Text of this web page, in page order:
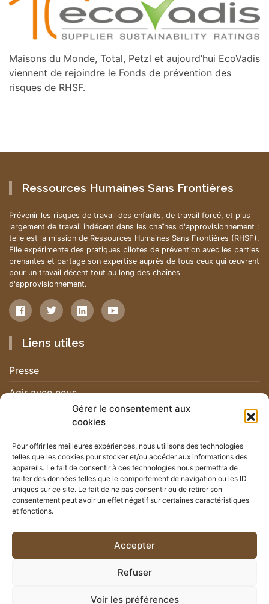
Gérer le consentement aux
cookies
Pour offrir les meilleures expériences, nous utilisons des technologies
telles que les cookies pour stocker et/ou accéder aux informations des
appareils. Le fait de consentir à ces technologies nous permettra de
traiter des données telles que le comportement de navigation ou les ID
uniques sur ce site. Le fait de ne pas consentir ou de retirer son
consentement peut avoir un effet négatif sur certaines caractéristiques
et fonctions.
Accepter
Refuser
Voir les préférences
Maisons du Monde, Total, Petzl et aujourd’hui EcoVadis
viennent de rejoindre le Fonds de prévention des
risques de RHSF.
Ressources Humaines Sans Frontières
Prévenir les risques de travail des enfants, de travail forcé, et plus
largement de travail indécent dans les chaînes d'approvisionnement :
telle est la mission de Ressources Humaines Sans Frontières (RHSF).
Elle expérimente des pratiques pilotes de prévention avec les parties
prenantes et partage son expertise auprès de tous ceux qui œuvrent
pour un travail décent tout au long des chaînes
d'approvisionnement.
Liens utiles
Presse
Agir avec nous
Nous contacter
Nos actualités
Newsletter
JE M'INSCRIS
© 2026 - RHSF - Tous droits réservés |Mentions Légales